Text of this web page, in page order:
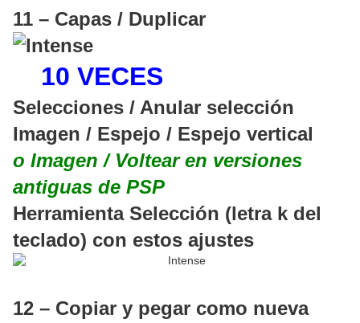
11 – Capas / Duplicar
10 VECES
Selecciones / Anular selección
Imagen / Espejo / Espejo vertical
o Imagen / Voltear en versiones
antiguas de PSP
Herramienta Selección (letra k del
teclado) con estos ajustes
12 – Copiar y pegar como nueva